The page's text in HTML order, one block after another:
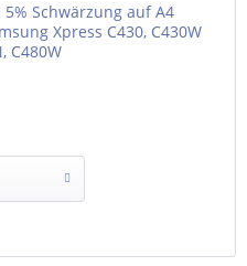
Schwärzung auf A4
Xpress C430, C430W
C480W